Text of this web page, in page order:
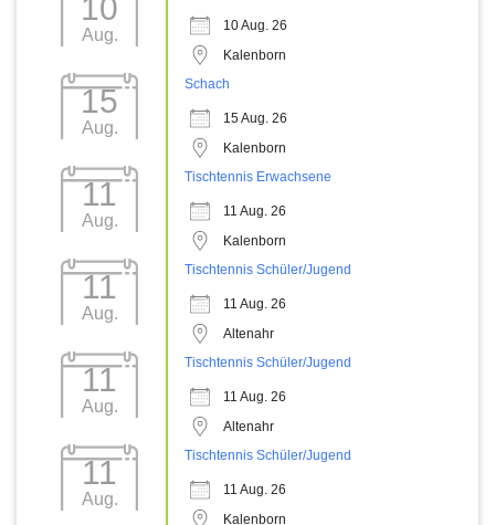
10
Aug.
10 Aug. 26
Kalenborn
15
Aug.
Schach
15 Aug. 26
Kalenborn
11
Aug.
Tischtennis Erwachsene
11 Aug. 26
Kalenborn
11
Aug.
Tischtennis Schüler/Jugend
11 Aug. 26
Altenahr
11
Aug.
Tischtennis Schüler/Jugend
11 Aug. 26
Altenahr
11
Aug.
Tischtennis Schüler/Jugend
11 Aug. 26
Kalenborn